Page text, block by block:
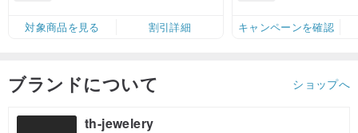
対象商品を見る
割引詳細
キャンペーンを確認
ブランドについて ショップへ
th-jewelery